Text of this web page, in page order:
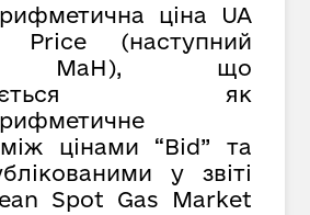
ціна UA
Price (наступний
MaH), що
як
цінами “Bid” та
у звіті
Spot Gas Market